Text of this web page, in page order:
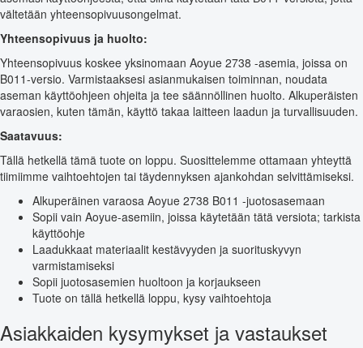
vältetään yhteensopivuusongelmat.
Yhteensopivuus ja huolto:
Yhteensopivuus koskee yksinomaan Aoyue 2738 -asemia, joissa on
B011-versio. Varmistaaksesi asianmukaisen toiminnan, noudata
aseman käyttöohjeen ohjeita ja tee säännöllinen huolto. Alkuperäisten
varaosien, kuten tämän, käyttö takaa laitteen laadun ja turvallisuuden.
Saatavuus:
Tällä hetkellä tämä tuote on loppu. Suosittelemme ottamaan yhteyttä
tiimiimme vaihtoehtojen tai täydennyksen ajankohdan selvittämiseksi.
Alkuperäinen varaosa Aoyue 2738 B011 -juotosasemaan
Sopii vain Aoyue-asemiin, joissa käytetään tätä versiota; tarkista
käyttöohje
Laadukkaat materiaalit kestävyyden ja suorituskyvyn
varmistamiseksi
Sopii juotosasemien huoltoon ja korjaukseen
Tuote on tällä hetkellä loppu, kysy vaihtoehtoja
Asiakkaiden kysymykset ja vastaukset